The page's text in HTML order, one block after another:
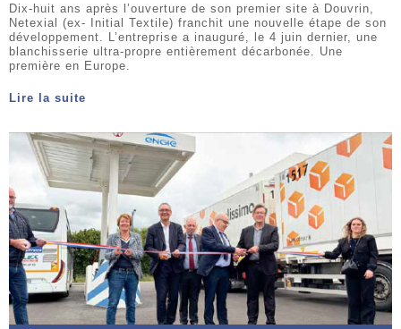
Dix-huit ans après l’ouverture de son premier site à Douvrin,
Netexial (ex- Initial Textile) franchit une nouvelle étape de son
développement. L’entreprise a inauguré, le 4 juin dernier, une
blanchisserie ultra-propre entièrement décarbonée. Une
première en Europe.
Lire la suite